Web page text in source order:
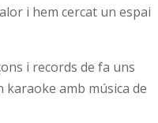
i hem cercat un espai
i records de fa uns
karaoke amb música de